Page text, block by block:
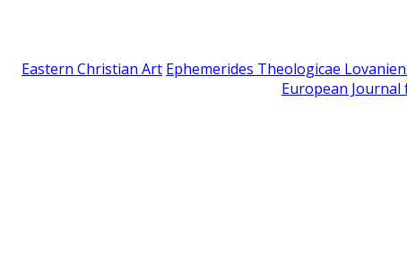
Eastern Christian Art Ephemerides Theologicae
European Journal